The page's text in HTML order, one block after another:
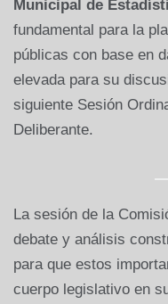
Municipal de
fundamental para la
públicas con base en
elevada para su
siguiente Sesión
Deliberante.
La sesión de la
debate y análisis
para que estos
cuerpo legislativo en